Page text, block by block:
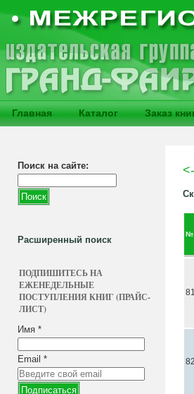
Главная Каталог Заказ
Поиск на сайте:
Расширенный поиск
ПОДПИШИТЕСЬ НА
ЕЖЕНЕДЕЛЬНЫЕ
ПОСТУПЛЕНИЯ КНИГ (ПРАЙС-
ЛИСТ)
Имя *
Email *
№
81
82